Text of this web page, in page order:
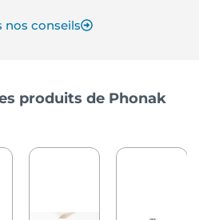
nos conseils
produits de Phonak